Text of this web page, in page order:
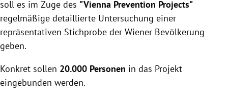
soll es im Zuge des "Vienna Prevention Projects"
regelmäßige detaillierte Untersuchung einer
repräsentativen Stichprobe der Wiener Bevölkerung
geben.
Konkret sollen 20.000 Personen in das Projekt
eingebunden werden.